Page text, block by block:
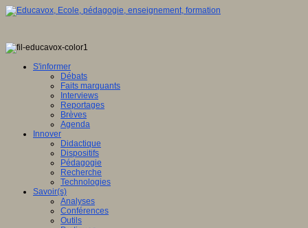
S'informer
Débats
Faits marquants
Interviews
Reportages
Brèves
Agenda
Innover
Didactique
Dispositifs
Pédagogie
Recherche
Technologies
Savoir(s)
Analyses
Conférences
Outils